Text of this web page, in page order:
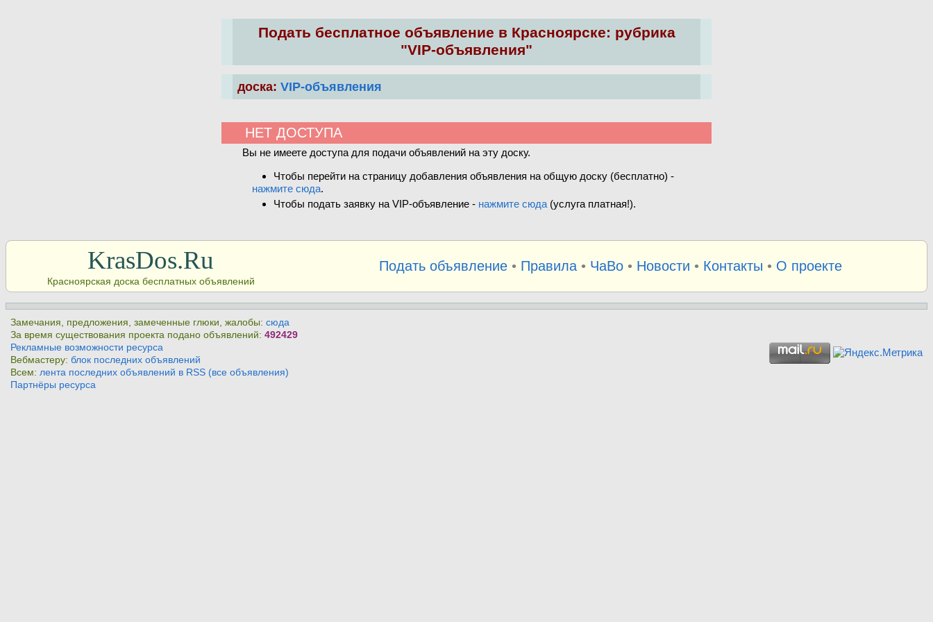
Подать бесплатное объявление в Красноярске: рубрика
"VIP-объявления"
доска: VIP-объявления
НЕТ ДОСТУПА
Вы не имеете доступа для подачи объявлений на эту доску.
Чтобы перейти на страницу добавления объявления на общую доску (бесплатно) -
нажмите сюда.
Чтобы подать заявку на VIP-объявление - нажмите сюда(услуга платная!).
KrasDos.Ru
Красноярская доска бесплатных объявлений
Подать объявление• Правила• ЧаВо• Новости • Контакты • О проекте
Замечания, предложения, замеченные глюки, жалобы: сюда
За время существования проекта подано объявлений: 492429
Рекламные возможности ресурса
Вебмастеру: блок последних объявлений
Всем: лента последних объявлений в RSS (все объявления)
Партнёры ресурса